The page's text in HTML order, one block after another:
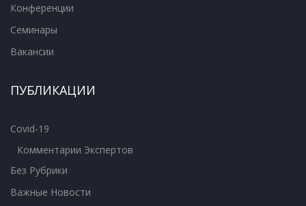
Конференции
Семинары
Вакансии
ПУБЛИКАЦИИ
Covid-19
Комментарии Экспертов
Без Рубрики
Важные Новости